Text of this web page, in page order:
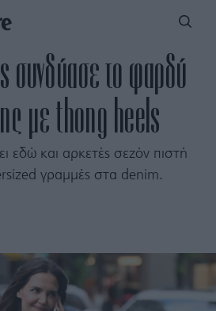
συνδύασε το φαρδύ
με thong heels
εδώ και αρκετές σεζόν πιστή
γραμμές στα denim.